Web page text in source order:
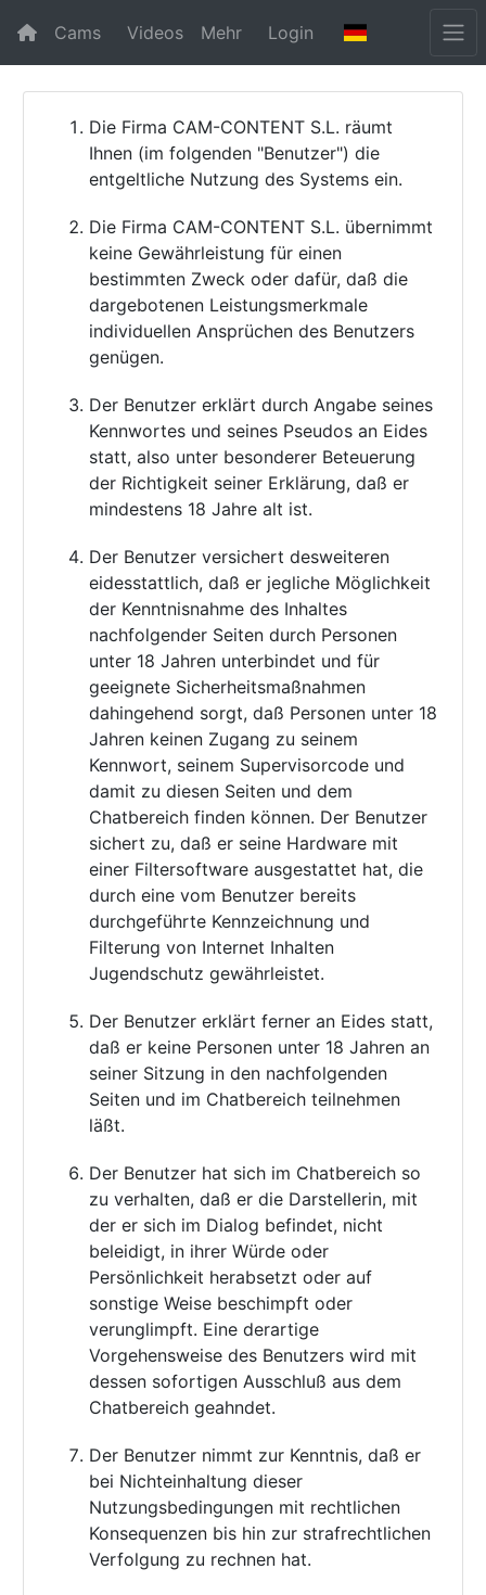
Cams Videos Mehr Login
Die Firma CAM-CONTENT S.L. räumt
Ihnen (im folgenden "Benutzer") die
entgeltliche Nutzung des Systems ein.
Die Firma CAM-CONTENT S.L. übernimmt
keine Gewährleistung für einen
bestimmten Zweck oder dafür, daß die
dargebotenen Leistungsmerkmale
individuellen Ansprüchen des Benutzers
genügen.
Der Benutzer erklärt durch Angabe seines
Kennwortes und seines Pseudos an Eides
statt, also unter besonderer Beteuerung
der Richtigkeit seiner Erklärung, daß er
mindestens 18 Jahre alt ist.
Der Benutzer versichert desweiteren
eidesstattlich, daß er jegliche Möglichkeit
der Kenntnisnahme des Inhaltes
nachfolgender Seiten durch Personen
unter 18 Jahren unterbindet und für
geeignete Sicherheitsmaßnahmen
dahingehend sorgt, daß Personen unter 18
Jahren keinen Zugang zu seinem
Kennwort, seinem Supervisorcode und
damit zu diesen Seiten und dem
Chatbereich finden können. Der Benutzer
sichert zu, daß er seine Hardware mit
einer Filtersoftware ausgestattet hat, die
durch eine vom Benutzer bereits
durchgeführte Kennzeichnung und
Filterung von Internet Inhalten
Jugendschutz gewährleistet.
Der Benutzer erklärt ferner an Eides statt,
daß er keine Personen unter 18 Jahren an
seiner Sitzung in den nachfolgenden
Seiten und im Chatbereich teilnehmen
läßt.
Der Benutzer hat sich im Chatbereich so
zu verhalten, daß er die Darstellerin, mit
der er sich im Dialog befindet, nicht
beleidigt, in ihrer Würde oder
Persönlichkeit herabsetzt oder auf
sonstige Weise beschimpft oder
verunglimpft. Eine derartige
Vorgehensweise des Benutzers wird mit
dessen sofortigen Ausschluß aus dem
Chatbereich geahndet.
Der Benutzer nimmt zur Kenntnis, daß er
bei Nichteinhaltung dieser
Nutzungsbedingungen mit rechtlichen
Konsequenzen bis hin zur strafrechtlichen
Verfolgung zu rechnen hat.